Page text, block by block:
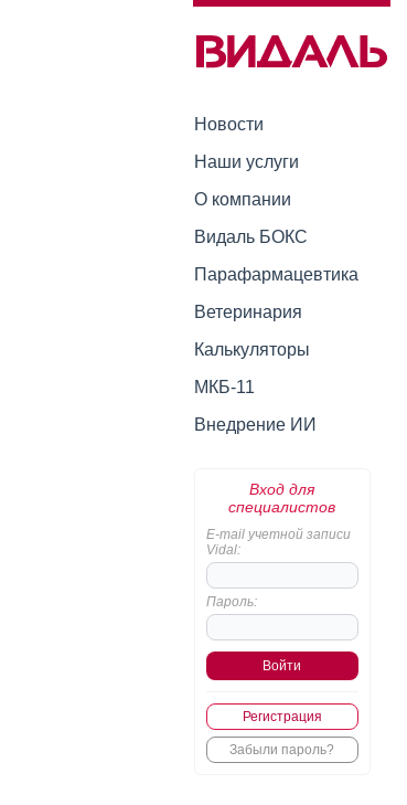
Новости
Наши услуги
О компании
Видаль БОКС
Парафармацевтика
Ветеринария
Калькуляторы
МКБ-11
Внедрение ИИ
Вход для
специалистов
E-mail учетной записи
Vidal:
Пароль:
Регистрация
Забыли пароль?